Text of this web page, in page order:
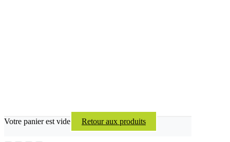
Votre panier est vide Retour aux produits